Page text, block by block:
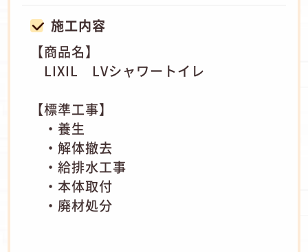
施工内容
【商品名】
LIXIL LVシャワートイレ
【標準工事】
・養生
・解体撤去
・給排水工事
・本体取付
・廃材処分